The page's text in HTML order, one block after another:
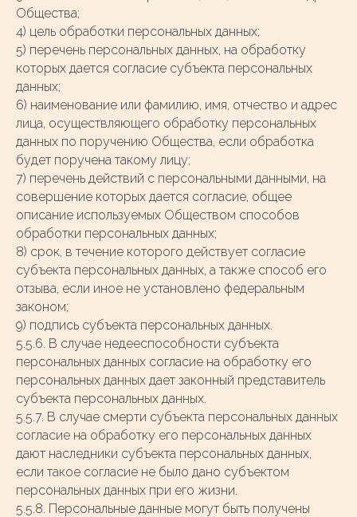
Общества;
4) цель обработки персональных данных;
5) перечень персональных данных, на обработку
которых дается согласие субъекта персональных
данных;
6) наименование или фамилию, имя, отчество и адрес
лица, осуществляющего обработку персональных
данных по поручению Общества, если обработка
будет поручена такому лицу;
7) перечень действий с персональными данными, на
совершение которых дается согласие, общее
описание используемых Обществом способов
обработки персональных данных;
8) срок, в течение которого действует согласие
субъекта персональных данных, а также способ его
отзыва, если иное не установлено федеральным
законом;
9) подпись субъекта персональных данных.
5.5.6. В случае недееспособности субъекта
персональных данных согласие на обработку его
персональных данных дает законный представитель
субъекта персональных данных.
5.5.7. В случае смерти субъекта персональных данных
согласие на обработку его персональных данных
дают наследники субъекта персональных данных,
если такое согласие не было дано субъектом
персональных данных при его жизни.
5.5.8. Персональные данные могут быть получены